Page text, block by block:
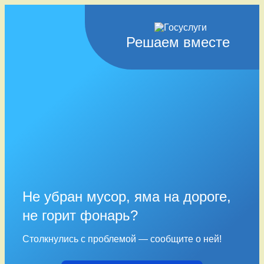
Решаем вместе
Не убран мусор, яма на дороге,
не горит фонарь?
Столкнулись с проблемой — сообщите о ней!